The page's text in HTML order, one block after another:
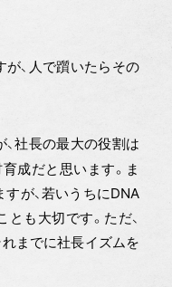
、人で躓いたらその
社長の最大の役割は
成だと思います。ま
すが、若いうちにDNA
も大切です。ただ、
までに社長イズムを